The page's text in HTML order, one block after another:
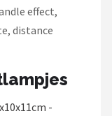
effect,
distance
-